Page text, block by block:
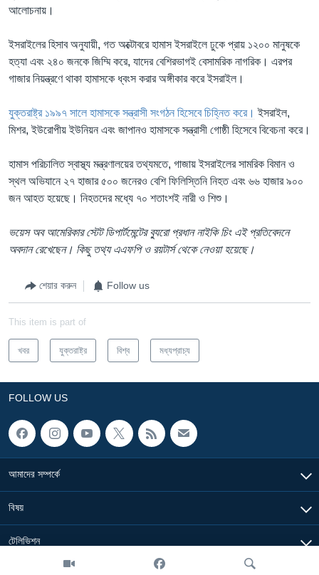
আলোচনায়।
ইসরাইলের হিসাব অনুযায়ী, গত অক্টোবরে হামাস ইসরাইলে ঢুকে প্রায় ১২০০ মানুষকে
হত্যা এবং ২৪০ জনকে জিম্মি করে, যাদের বেশিরভাগই বেসামরিক নাগরিক। এরপর
গাজার নিয়ন্ত্রণে থাকা হামাসকে ধ্বংস করার অঙ্গীকার করে ইসরাইল।
যুক্তরাষ্ট্র ১৯৯৭ সালে হামাসকে সন্ত্রাসী সংগঠন হিসেবে চিহ্নিত করে। ইসরাইল,
মিশর, ইউরোপীয় ইউনিয়ন এবং জাপানও হামাসকে সন্ত্রাসী গোষ্ঠী হিসেবে বিবেচনা করে।
হামাস পরিচালিত স্বাস্থ্য মন্ত্রণালয়ের তথ্যমতে, গাজায় ইসরাইলের সামরিক বিমান ও
স্থল অভিযানে ২৭ হাজার ৫০০ জনেরও বেশি ফিলিস্তিনি নিহত এবং ৬৬ হাজার ৯০০
জন আহত হয়েছে। নিহতদের মধ্যে ৭০ শতাংশই নারী ও শিশু।
ভয়েস অব আমেরিকার স্টেট ডিপার্টমেন্টের ব্যুরো প্রধান নাইকি চিং এই প্রতিবেদনে
অবদান রেখেছেন। কিছু তথ্য এএফপি ও রয়টার্স থেকে নেওয়া হয়েছে।
শেয়ার করুন Follow us
This item is part of
খবর যুক্তরাষ্ট্র বিশ্ব মধ্যপ্রাচ্য
FOLLOW US
আমাদের সম্পর্কে
বিষয়
টেলিভিশন